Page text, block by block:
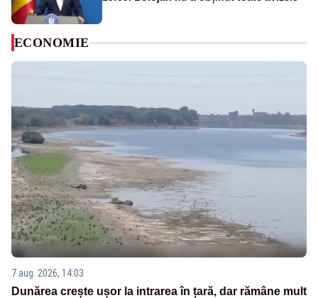
ECONOMIE
7 aug. 2026, 14:03
Dunărea crește ușor la intrarea în țară, dar rămâne mult